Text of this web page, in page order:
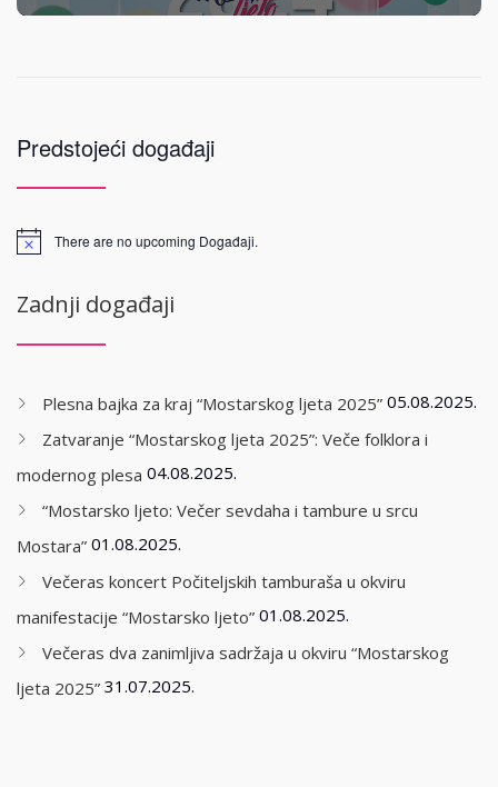
Predstojeći događaji
There are no upcoming Događaji.
Zadnji događaji
Plesna bajka za kraj “Mostarskog ljeta 2025” 05.08.2025.
Zatvaranje “Mostarskog ljeta 2025”: Veče folklora i
modernog plesa 04.08.2025.
“Mostarsko ljeto: Večer sevdaha i tambure u srcu
Mostara” 01.08.2025.
Večeras koncert Počiteljskih tamburaša u okviru
manifestacije “Mostarsko ljeto” 01.08.2025.
Večeras dva zanimljiva sadržaja u okviru “Mostarskog
ljeta 2025” 31.07.2025.